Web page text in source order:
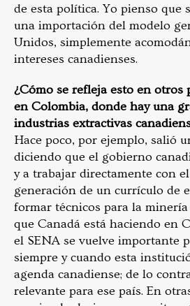
de esta política. Yo pienso que
una importación del modelo
Unidos, simplemente
intereses canadienses.
¿Cómo se refleja esto en otros
en Colombia, donde hay una
industrias extractivas
Hace poco, por ejemplo, salió
diciendo que el gobierno
y a trabajar directamente con
generación de un currículo de
formar técnicos para la
que Canadá está haciendo en
el SENA se vuelve importante
siempre y cuando esta
agenda canadiense; de lo
relevante para ese país. En